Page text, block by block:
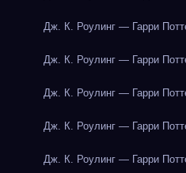
Дж. К. Роулинг — Гарри
Дж. К. Роулинг — Гарри
Дж. К. Роулинг — Гарри
Дж. К. Роулинг — Гарри
Дж. К. Роулинг — Гарри